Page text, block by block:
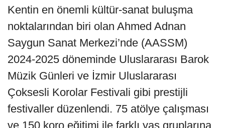
Kentin en önemli kültür-sanat buluşma
noktalarından biri olan Ahmed Adnan
Saygun Sanat Merkezi’nde (AASSM)
2024-2025 döneminde Uluslararası Barok
Müzik Günleri ve İzmir Uluslararası
Çoksesli Korolar Festivali gibi prestijli
festivaller düzenlendi. 75 atölye çalışması
ve 150 koro eğitimi ile farklı yaş gruplarına